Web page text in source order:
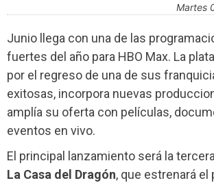
Junio llega con una de las
fuertes del año para HBO Max. La
por el regreso de una de sus
exitosas, incorpora nuevas
amplía su oferta con películas,
eventos en vivo.
El principal lanzamiento será la
La Casa del Dragón, que estrenará el